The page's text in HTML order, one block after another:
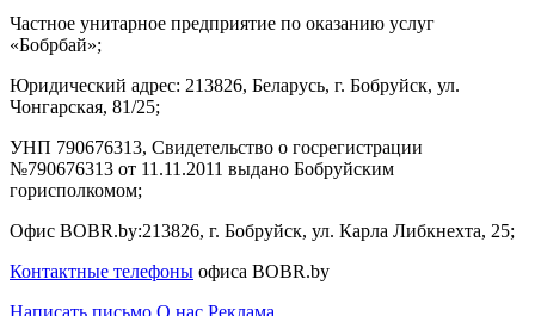
Частное унитарное предприятие по оказанию услуг
«Бобрбай»;
Юридический адрес: 213826, Беларусь, г. Бобруйск, ул.
Чонгарская, 81/25;
УНП 790676313, Свидетельство о госрегистрации
№790676313 от 11.11.2011 выдано Бобруйским
горисполкомом;
Офис BOBR.by:213826, г. Бобруйск, ул. Карла Либкнехта, 25;
Контактные телефоны офиса BOBR.by